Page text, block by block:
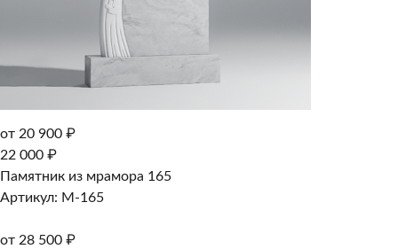
от 20 900 ₽
22 000 ₽
Памятник из мрамора 165
Артикул: M-165
от 28 500 ₽